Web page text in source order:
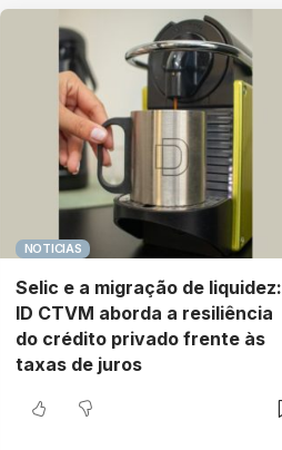
NOTICIAS
Selic e a migração de liquidez:
ID CTVM aborda a resiliência
do crédito privado frente às
taxas de juros